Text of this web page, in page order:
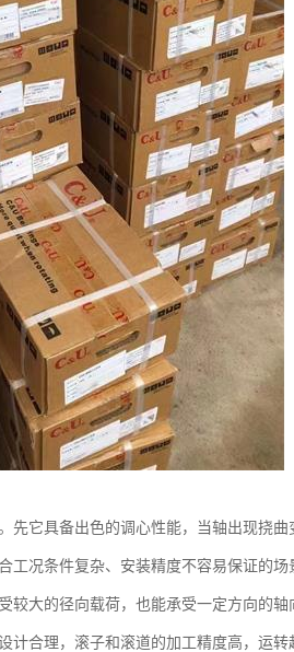
先它具备出色的调心性能，当轴出现挠曲
工况条件复杂、安装精度不容易保证的
较大的径向载荷，也能承受一定方向的
计合理，滚子和滚道的加工精度高，运转